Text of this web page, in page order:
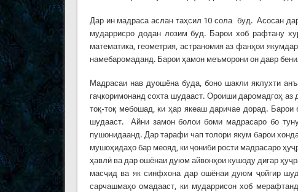
Дар ин мадраса аслан таҳсил 10 сола буд. Асосан
мударрисро додан лозим буд. Барои хоб рафтану
математика, геометрия, астраномия аз фанҳои
намебаромаданд. Барои ҳамон меъморони он давр
Мадрасаи нав дуошёна буда, боно шакли яклухти
гаҷкоримонанд сохта шудааст. Ороиши даромадгоҳ аз
тоқ-тоқ мебошад, ки ҳар якеаш даричае дорад.
шудааст. Айни замон болои боми мадрасаро бо
пушонидаанд. Дар тарафи чап толори якум барои
мушоҳидаҳо бар меояд, ки ҷониби рости мадрасаро
ҳавлӣ ва дар ошёнаи дуюм айвонҳои кушоду дигар
масҷид ва як синфхона дар ошёнаи дуюм ҷойгир
сарчашмаҳо омадааст, ки мударрисон хоб